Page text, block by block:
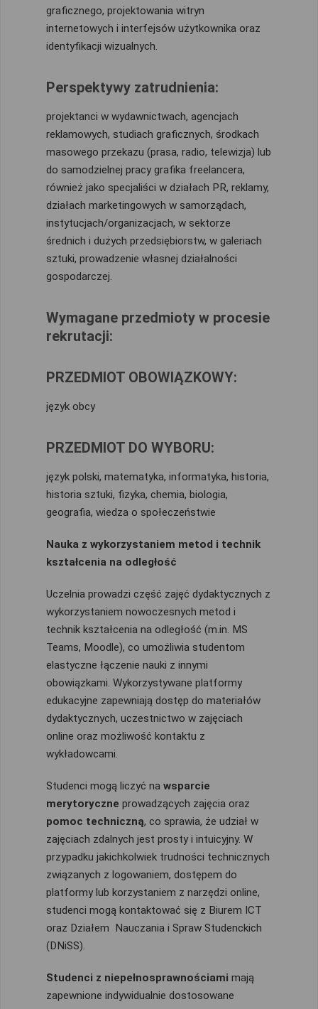
graficznego, projektowania witryn
internetowych i interfejsów użytkownika oraz
identyfikacji wizualnych.
Perspektywy zatrudnienia:
projektanci w wydawnictwach, agencjach
reklamowych, studiach graficznych, środkach
masowego przekazu (prasa, radio, telewizja) lub
do samodzielnej pracy grafika freelancera,
również jako specjaliści w działach PR, reklamy,
działach marketingowych w samorządach,
instytucjach/organizacjach, w sektorze
średnich i dużych przedsiębiorstw, w galeriach
sztuki, prowadzenie własnej działalności
gospodarczej.
Wymagane przedmioty w procesie
rekrutacji:
PRZEDMIOT OBOWIĄZKOWY:
język obcy
PRZEDMIOT DO WYBORU:
język polski, matematyka, informatyka, historia,
historia sztuki, fizyka, chemia, biologia,
geografia, wiedza o społeczeństwie
Nauka z wykorzystaniem metod i technik
kształcenia na odległość
Uczelnia prowadzi część zajęć dydaktycznych z
wykorzystaniem nowoczesnych metod i
technik kształcenia na odległość (m.in. MS
Teams, Moodle), co umożliwia studentom
elastyczne łączenie nauki z innymi
obowiązkami. Wykorzystywane platformy
edukacyjne zapewniają dostęp do materiałów
dydaktycznych, uczestnictwo w zajęciach
online oraz możliwość kontaktu z
wykładowcami.
Studenci mogą liczyć na wsparcie
merytoryczne prowadzących zajęcia oraz
pomoc techniczną, co sprawia, że udział w
zajęciach zdalnych jest prosty i intuicyjny. W
przypadku jakichkolwiek trudności technicznych
związanych z logowaniem, dostępem do
platformy lub korzystaniem z narzędzi online,
studenci mogą kontaktować się z Biurem ICT
oraz Działem Nauczania i Spraw Studenckich
(DNiSS).
Studenci z niepełnosprawnościami mają
zapewnione indywidualnie dostosowane